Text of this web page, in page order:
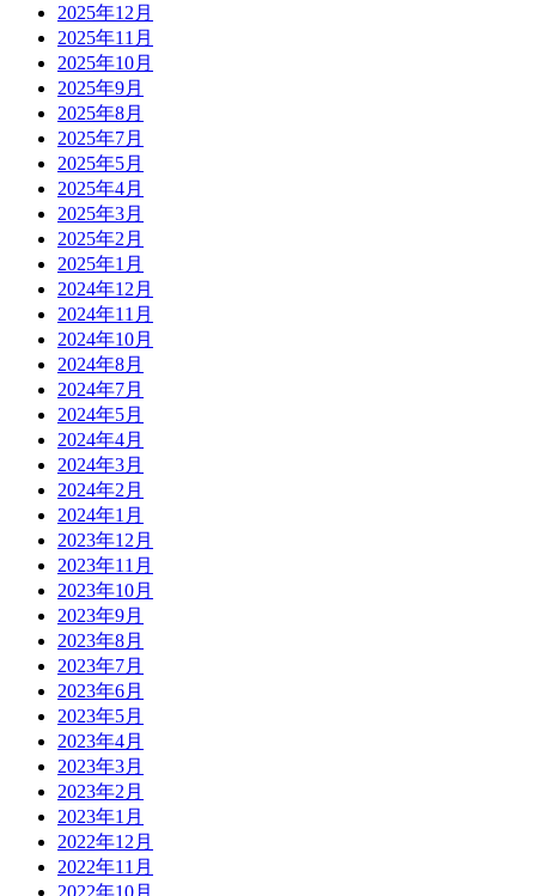
2025年12月
2025年11月
2025年10月
2025年9月
2025年8月
2025年7月
2025年5月
2025年4月
2025年3月
2025年2月
2025年1月
2024年12月
2024年11月
2024年10月
2024年8月
2024年7月
2024年5月
2024年4月
2024年3月
2024年2月
2024年1月
2023年12月
2023年11月
2023年10月
2023年9月
2023年8月
2023年7月
2023年6月
2023年5月
2023年4月
2023年3月
2023年2月
2023年1月
2022年12月
2022年11月
2022年10月